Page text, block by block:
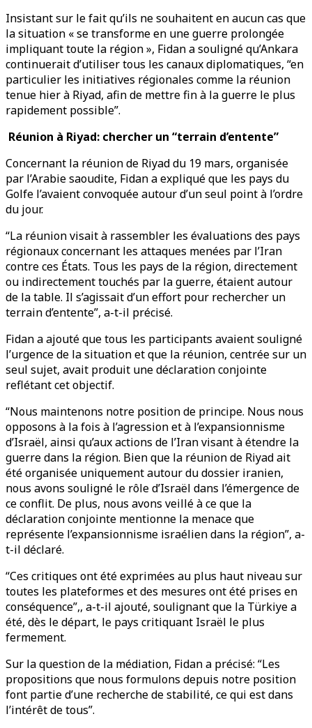
Insistant sur le fait qu’ils ne souhaitent en aucun cas que
la situation « se transforme en une guerre prolongée
impliquant toute la région », Fidan a souligné qu’Ankara
continuerait d’utiliser tous les canaux diplomatiques, “en
particulier les initiatives régionales comme la réunion
tenue hier à Riyad, afin de mettre fin à la guerre le plus
rapidement possible”.
Réunion à Riyad: chercher un “terrain d’entente”
Concernant la réunion de Riyad du 19 mars, organisée
par l’Arabie saoudite, Fidan a expliqué que les pays du
Golfe l’avaient convoquée autour d’un seul point à l’ordre
du jour.
“La réunion visait à rassembler les évaluations des pays
régionaux concernant les attaques menées par l’Iran
contre ces États. Tous les pays de la région, directement
ou indirectement touchés par la guerre, étaient autour
de la table. Il s’agissait d’un effort pour rechercher un
terrain d’entente”, a-t-il précisé.
Fidan a ajouté que tous les participants avaient souligné
l’urgence de la situation et que la réunion, centrée sur un
seul sujet, avait produit une déclaration conjointe
reflétant cet objectif.
“Nous maintenons notre position de principe. Nous nous
opposons à la fois à l’agression et à l’expansionnisme
d’Israël, ainsi qu’aux actions de l’Iran visant à étendre la
guerre dans la région. Bien que la réunion de Riyad ait
été organisée uniquement autour du dossier iranien,
nous avons souligné le rôle d’Israël dans l’émergence de
ce conflit. De plus, nous avons veillé à ce que la
déclaration conjointe mentionne la menace que
représente l’expansionnisme israélien dans la région”, a-
t-il déclaré.
“Ces critiques ont été exprimées au plus haut niveau sur
toutes les plateformes et des mesures ont été prises en
conséquence”,, a-t-il ajouté, soulignant que la Türkiye a
été, dès le départ, le pays critiquant Israël le plus
fermement.
Sur la question de la médiation, Fidan a précisé: “Les
propositions que nous formulons depuis notre position
font partie d’une recherche de stabilité, ce qui est dans
l’intérêt de tous”.